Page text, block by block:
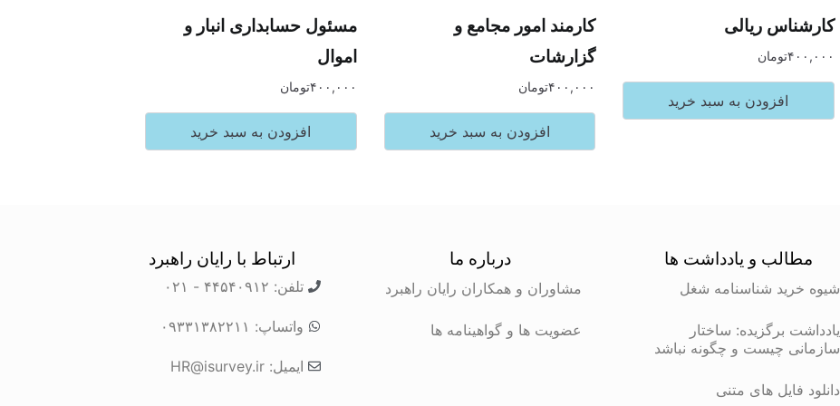
کارشناس ریالی
۴۰۰,۰۰۰تومان
افزودن به سبد خرید
کارمند امور مجامع و
گزارشات
۴۰۰,۰۰۰تومان
افزودن به سبد خرید
مسئول حسابداری انبار و
اموال
۴۰۰,۰۰۰تومان
افزودن به سبد خرید
مطالب و یادداشت ها
شیوه خرید شناسنامه شغل
یادداشت برگزیده: ساختار
سازمانی چیست و چگونه نباشد
دانلود فایل های متنی
درباره ما
مشاوران و همکاران رایان راهبرد
عضویت ها و گواهینامه ها
ارتباط با رایان راهبرد
تلفن: ۴۴۵۴۰۹۱۲ - ۰۲۱
واتساپ: ۰۹۳۳۱۳۸۲۲۱۱
ایمیل: HR@isurvey.ir